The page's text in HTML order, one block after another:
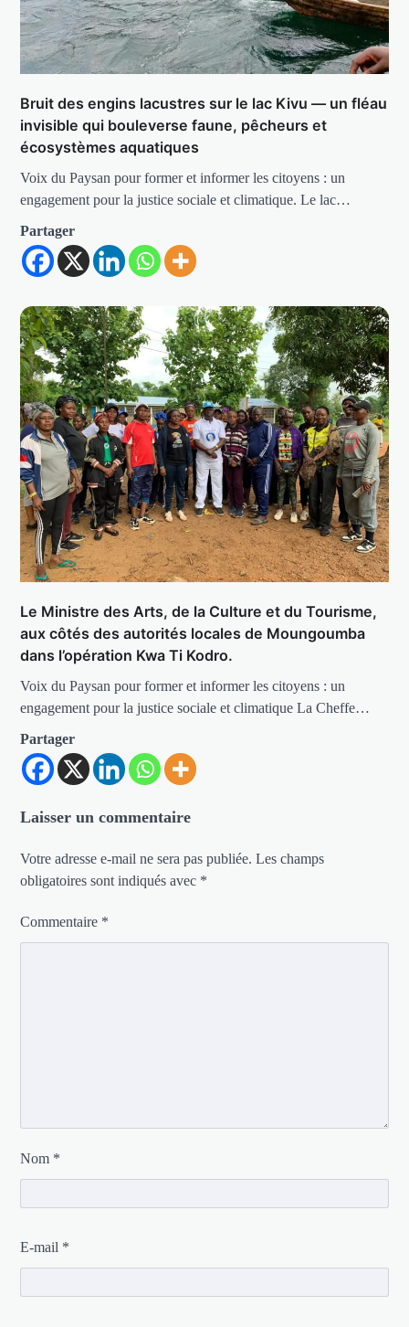
Bruit des engins lacustres sur le lac Kivu — un fléau
invisible qui bouleverse faune, pêcheurs et
écosystèmes aquatiques
Voix du Paysan pour former et informer les citoyens : un
engagement pour la justice sociale et climatique. Le lac…
Partager
Le Ministre des Arts, de la Culture et du Tourisme,
aux côtés des autorités locales de Moungoumba
dans l’opération Kwa Ti Kodro.
Voix du Paysan pour former et informer les citoyens : un
engagement pour la justice sociale et climatique La Cheffe…
Partager
Laisser un commentaire
Votre adresse e-mail ne sera pas publiée. Les champs
obligatoires sont indiqués avec *
Commentaire *
Nom *
E-mail *